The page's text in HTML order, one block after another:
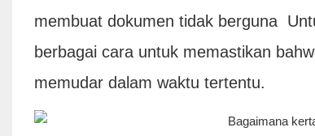
membuat dokumen tidak berguna
berbagai cara untuk memastikan
memudar dalam waktu tertentu.